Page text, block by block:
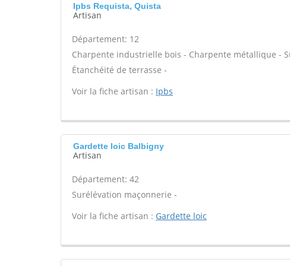
Ipbs Requista, Quista
Artisan
Département: 12
Charpente industrielle bois - Charpente métallique -
Étanchéité de terrasse -
Voir la fiche artisan : Ipbs
Gardette loic Balbigny
Artisan
Département: 42
Surélévation maçonnerie -
Voir la fiche artisan : Gardette loic